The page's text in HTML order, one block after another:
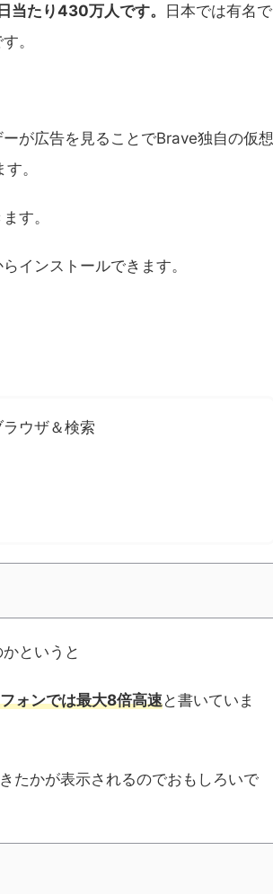
当たり430万人です。 日本では有名で
。
が広告を見ることでBrave独自の仮想
。
す。
インストールできます。
ウザ＆検索
というと
ォンでは最大8倍高速と書いていま
たかが表示されるのでおもしろいで